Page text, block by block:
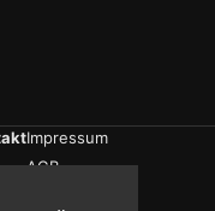
Impressum
AGB